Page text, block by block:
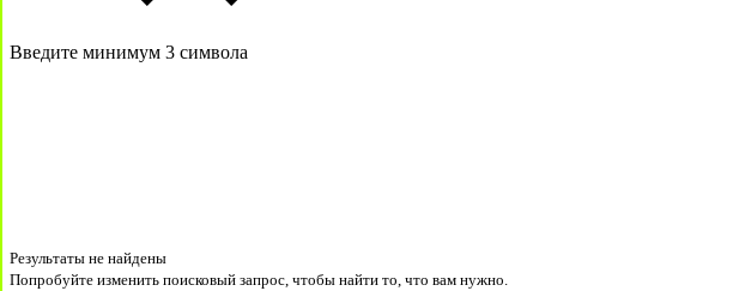
Введите минимум 3 символа
Результаты не найдены
Попробуйте изменить поисковый запрос, чтобы найти то, что вам нужно.